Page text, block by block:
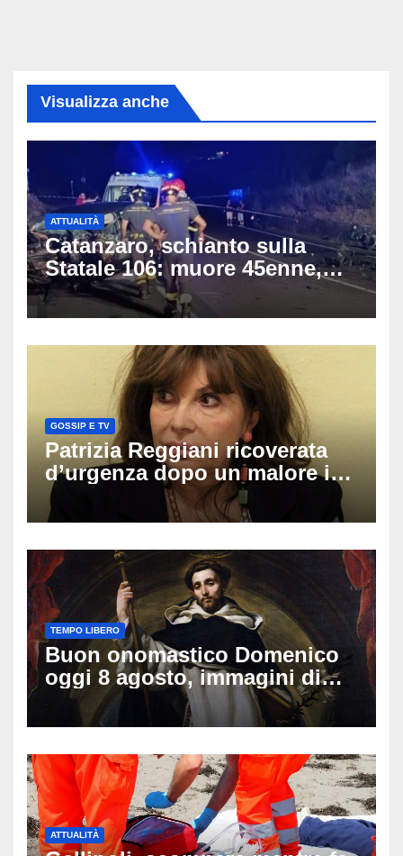
Visualizza anche
ATTUALITÀ
Catanzaro, schianto sulla
Statale 106: muore 45enne,
coinvolti un’auto, un suv e
una moto
GOSSIP E TV
Patrizia Reggiani ricoverata
d’urgenza dopo un malore in
vacanza: come sta oggi l’ex
Lady Gucci
TEMPO LIBERO
Buon onomastico Domenico
oggi 8 agosto, immagini di
auguri da condividere
ATTUALITÀ